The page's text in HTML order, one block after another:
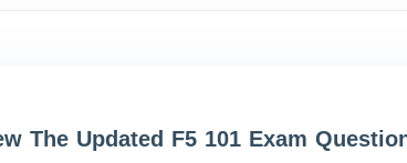
The Updated F5 101 Exam